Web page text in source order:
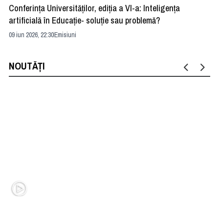
Conferința Universităților, ediția a VI-a: Inteligența
artificială în Educație- soluție sau problemă?
09 iun 2026, 22:30Emisiuni
NOUTĂȚI